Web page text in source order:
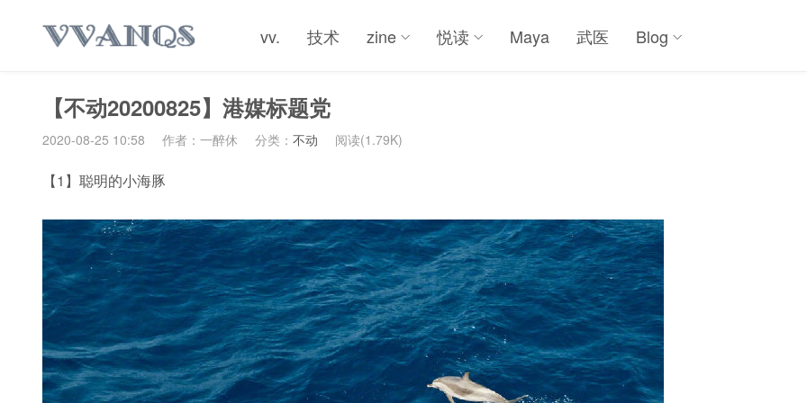
vv. 技术 zine 悦读 Maya 武医 Blog
【不动20200825】港媒标题党
2020-08-25 10:58 作者：一醉休 分类： 不动 阅读(1.79K)
【1】聪明的小海豚 ​​​​